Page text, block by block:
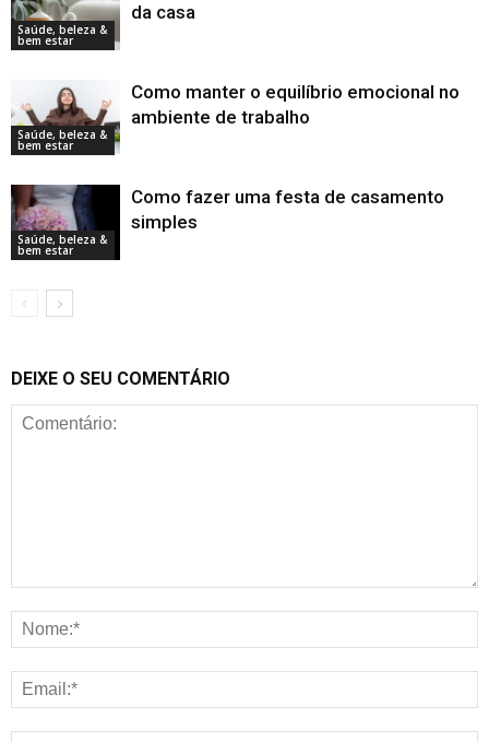
Saúde, beleza &
bem estar
da casa
Saúde, beleza &
bem estar
Como manter o equilíbrio emocional no
ambiente de trabalho
Saúde, beleza &
bem estar
Como fazer uma festa de casamento
simples
DEIXE O SEU COMENTÁRIO